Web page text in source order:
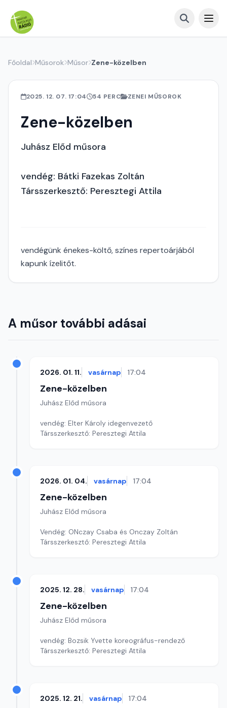
Főoldal Műsorok Műsor Zene-közelben
2025. 12. 07. 17:04 54 PERC ZENEI MŰSOROK
Zene-közelben
Juhász Előd műsora
vendég: Bátki Fazekas Zoltán
Társszerkesztő: Peresztegi Attila
vendégünk énekes-költő, színes repertoárjából
kapunk ízelitőt.
A műsor további adásai
2026. 01. 11. vasárnap 17:04
Zene-közelben
Juhász Előd műsora
vendég: Elter Károly idegenvezető
Társszerkesztő: Peresztegi Attila
2026. 01. 04. vasárnap 17:04
Zene-közelben
Juhász Előd műsora
Vendég: ONczay Csaba és Onczay Zoltán
Társszerkesztő: Peresztegi Attila
2025. 12. 28. vasárnap 17:04
Zene-közelben
Juhász Előd műsora
vendég: Bozsik Yvette koreográfus-rendező
Társszerkesztő: Peresztegi Attila
2025. 12. 21. vasárnap 17:04